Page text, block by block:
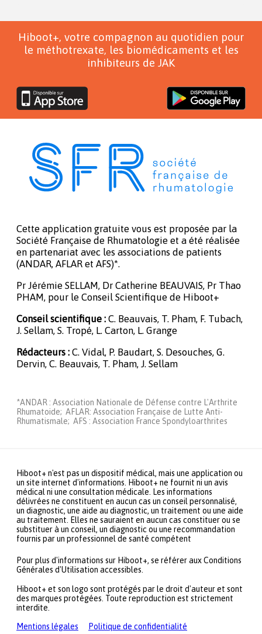
Hiboot+, votre compagnon au quotidien pour
le méthotrexate, les biomédicaments et les
inhibiteurs de JAK
Cette application gratuite vous est proposée par la
Société Française de Rhumatologie et a été réalisée
en partenariat avec les associations de patients
(ANDAR, AFLAR et AFS)*.
Pr Jérémie SELLAM, Dr Catherine BEAUVAIS, Pr Thao
PHAM, pour le Conseil Scientifique de Hiboot+
Conseil scientifique : C. Beauvais, T. Pham, F. Tubach,
J. Sellam, S. Tropé, L. Carton, L. Grange
Rédacteurs : C. Vidal, P. Baudart, S. Desouches, G.
Dervin, C. Beauvais, T. Pham, J. Sellam
*ANDAR : Association Nationale de Défense contre L'Arthrite
Rhumatoide; AFLAR: Association Française de Lutte Anti-
Rhumatismale; AFS : Association France Spondyloarthrites
Hiboot+ n'est pas un dispositif médical, mais une application ou
un site internet d'informations. Hiboot+ ne fournit ni un avis
médical ni une consultation médicale. Les informations
délivrées ne constituent en aucun cas un conseil personnalisé,
un diagnostic, une aide au diagnostic, un traitement ou une aide
au traitement. Elles ne sauraient en aucun cas constituer ou se
substituer à un conseil, un diagnostic ou une recommandation
fournis par un professionnel de santé compétent
Pour plus d'informations sur Hiboot+, se référer aux Conditions
Générales d'Utilisation accessibles.
Hiboot+ et son logo sont protégés par le droit d'auteur et sont
des marques protégées. Toute reproduction est strictement
interdite.
Mentions légales
Politique de confidentialité